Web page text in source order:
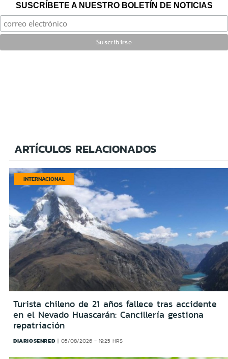
SUSCRÍBETE A NUESTRO BOLETÍN DE NOTICIAS
ARTÍCULOS RELACIONADOS
INTERNACIONAL
Turista chileno de 21 años fallece tras accidente
en el Nevado Huascarán: Cancillería gestiona
repatriación
DIARIOSENRED 05/08/2026 - 19:25 HRS